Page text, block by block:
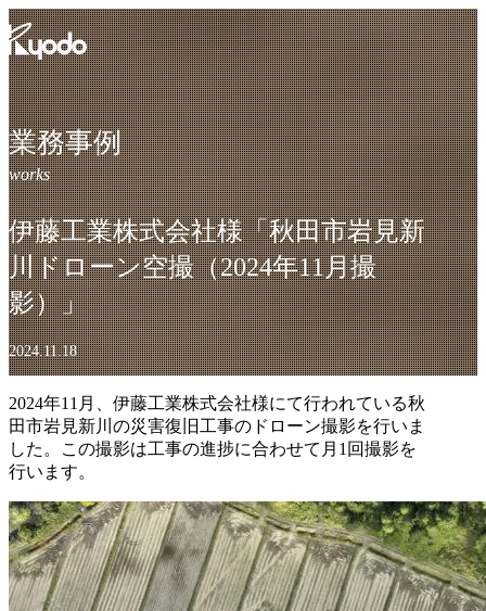
コ
ン
テ
ン
ツ
を
表
示
業務事例
伊藤工業株式会社様「秋田市岩見新
川ドローン空撮（2024年11月撮
影）」
2024.11.18
2024年11月、伊藤工業株式会社様にて行われている秋
田市岩見新川の災害復旧工事のドローン撮影を行いま
した。この撮影は工事の進捗に合わせて月1回撮影を
行います。